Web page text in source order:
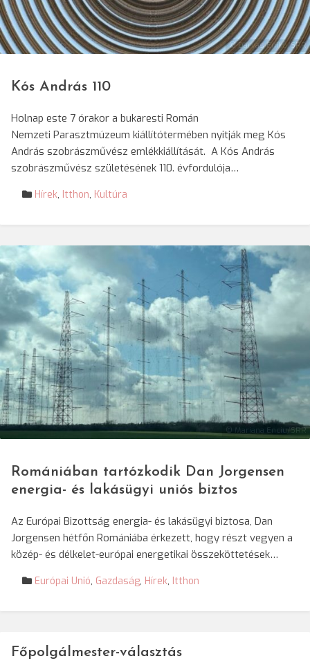
© Darvas Enikő/SRR
Kós András 110
Holnap este 7 órakor a bukaresti Román
Nemzeti Parasztmúzeum kiállítótermében nyitják meg Kós
András szobrászművész emlékkiállítását. A Kós András
szobrászművész születésének 110. évfordulója…
Hírek, Itthon, Kultúra
© Mariana Enciu/SRR
Romániában tartózkodik Dan Jorgensen
energia- és lakásügyi uniós biztos
Az Európai Bizottság energia- és lakásügyi biztosa, Dan
Jorgensen hétfőn Romániába érkezett, hogy részt vegyen a
közép- és délkelet-európai energetikai összeköttetések…
Európai Unió, Gazdaság, Hírek, Itthon
Főpolgálmester-választás